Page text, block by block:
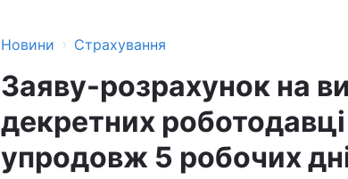
Новини › Страхування
Заяву-розрахунок на
декретних
упродовж 5 робочих